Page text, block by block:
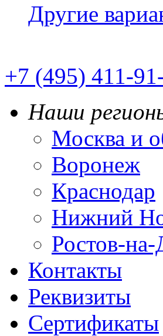
Другие
+7 (495) 411-
Наши
Москва и
Воронеж
Краснодар
Нижний
Ростов-
Контакты
Реквизиты
Сертификаты